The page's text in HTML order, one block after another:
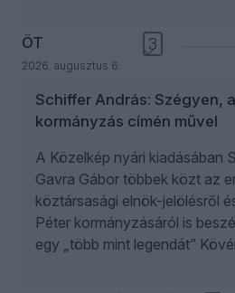
ÖT
2026. augusztus 6.
3
Schiffer András: Szégyen,
kormányzás címén művel
A Közelkép nyári kiadásában
Gavra Gábor többek közt az
köztársasági elnök-jelölésről
Péter kormányzásáról is
egy „több mint legendát”